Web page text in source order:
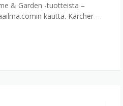
& Garden -tuotteista –
kautta. Kärcher –